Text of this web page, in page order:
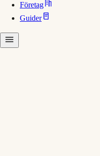
Företag
Guider